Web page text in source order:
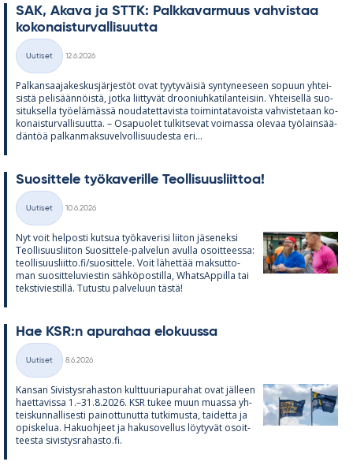
SAK, Akava ja STTK: Palk­ka­var­muus vah­vis­taa
ko­ko­nais­tur­val­li­suutta
Kategoriat
Uutiset
12.6.2026
Pal­kan­saa­ja­kes­kus­jär­jes­töt ovat tyy­ty­väi­siä syn­ty­nee­seen so­puun yh­tei­
sistä pe­li­sään­nöistä, jotka liit­ty­vät droo­niuh­ka­ti­lan­tei­siin. Yh­tei­sellä suo­
si­tuk­sella työ­elä­mässä nou­da­tet­ta­vista toi­min­ta­ta­voista vah­vis­te­taan ko­
ko­nais­tur­val­li­suutta. – Os­a­puo­let tul­kit­se­vat voi­massa ole­vaa työ­lain­sää­
dän­töä pal­kan­mak­su­vel­vol­li­suu­desta eri...
Suo­sit­tele työ­ka­ve­rille Teol­li­suus­liit­toa!
Kategoriat
Uutiset
10.6.2026
Nyt voit hel­posti kut­sua työ­ka­ve­risi lii­ton jä­se­neksi
Teol­li­suus­lii­ton Suo­sit­tele-pal­ve­lun avulla osoit­teessa:
teol­li­suus­liitto.fi/suo­sit­tele. Voit lä­het­tää mak­sut­to­
man suo­sit­te­lu­vies­tin säh­kö­pos­tilla, What­sAp­pilla tai
teks­ti­vies­tillä. Tu­tustu pal­ve­luun tästä!
Hae KSR:n apu­ra­haa elo­kuussa
Kategoriat
Uutiset
8.6.2026
Kan­san Si­vis­tys­ra­has­ton kult­tuu­ria­pu­ra­hat ovat jäl­leen
haet­ta­vissa 1.–31.8.2026. KSR tu­kee muun muassa yh­
teis­kun­nal­li­sesti pai­not­tu­nutta tut­ki­musta, tai­detta ja
opis­ke­lua. Ha­kuoh­jeet ja ha­kuso­vel­lus löy­ty­vät osoit­
teesta si­vis­tys­ra­hasto.fi.